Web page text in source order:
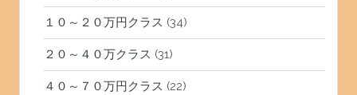
１０～２０万円クラス (34)
２０～４０万クラス (31)
４０～７０万円クラス (22)